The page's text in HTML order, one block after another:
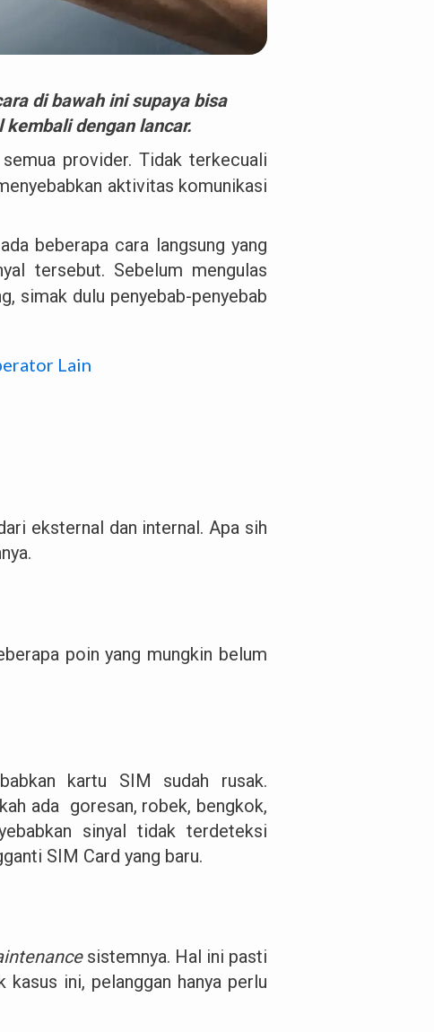
di bawah ini supaya bisa
dengan lancar.
provider. Tidak terkecuali
aktivitas komunikasi
beberapa cara langsung yang
tersebut. Sebelum mengulas
simak dulu penyebab-penyebab
Lain
eksternal dan internal. Apa sih
poin yang mungkin belum
kartu SIM sudah rusak.
ada goresan, robek, bengkok,
sinyal tidak terdeteksi
SIM Card yang baru.
sistemnya. Hal ini pasti
ini, pelanggan hanya perlu